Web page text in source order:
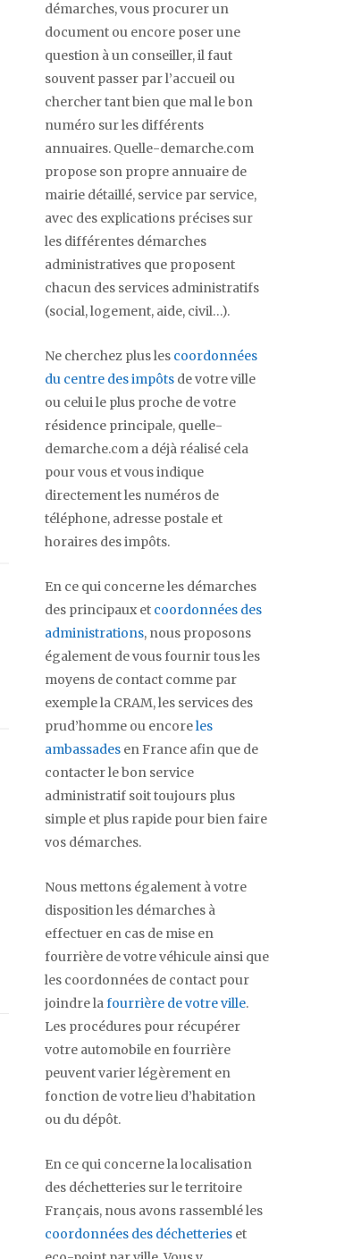
démarches, vous procurer un
document ou encore poser une
question à un conseiller, il faut
souvent passer par l’accueil ou
chercher tant bien que mal le bon
numéro sur les différents
annuaires. Quelle-demarche.com
propose son propre annuaire de
mairie détaillé, service par service,
avec des explications précises sur
les différentes démarches
administratives que proposent
chacun des services administratifs
(social, logement, aide, civil…).
Ne cherchez plus les coordonnées
du centre des impôts de votre ville
ou celui le plus proche de votre
résidence principale, quelle-
demarche.com a déjà réalisé cela
pour vous et vous indique
directement les numéros de
téléphone, adresse postale et
horaires des impôts.
En ce qui concerne les démarches
des principaux et coordonnées des
administrations, nous proposons
également de vous fournir tous les
moyens de contact comme par
exemple la CRAM, les services des
prud’homme ou encoreles
ambassades en France afin que de
contacter le bon service
administratif soit toujours plus
simple et plus rapide pour bien faire
vos démarches.
Nous mettons également à votre
disposition les démarches à
effectuer en cas de mise en
fourrière de votre véhicule ainsi que
les coordonnées de contact pour
joindre lafourrière de votre ville.
Les procédures pour récupérer
votre automobile en fourrière
peuvent varier légèrement en
fonction de votre lieu d’habitation
ou du dépôt.
En ce qui concerne la localisation
des déchetteries sur le territoire
Français, nous avons rassemblé les
coordonnées des déchetteries et